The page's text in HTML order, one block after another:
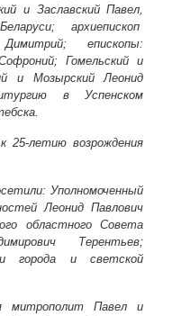
и Заславский Павел,
архиепископ
епископы:
Гомельский и
и Мозырский Леонид
в Успенском
25-летию возрождения
Уполномоченный
Леонид Павлович
областного Совета
Терентьев;
города и светской
митрополит Павел и